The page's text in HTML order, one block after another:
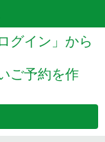
グイン」から
ご予約を作